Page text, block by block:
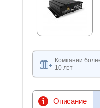
Компании
10 лет
Описание